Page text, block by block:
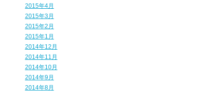
2015年4月
2015年3月
2015年2月
2015年1月
2014年12月
2014年11月
2014年10月
2014年9月
2014年8月